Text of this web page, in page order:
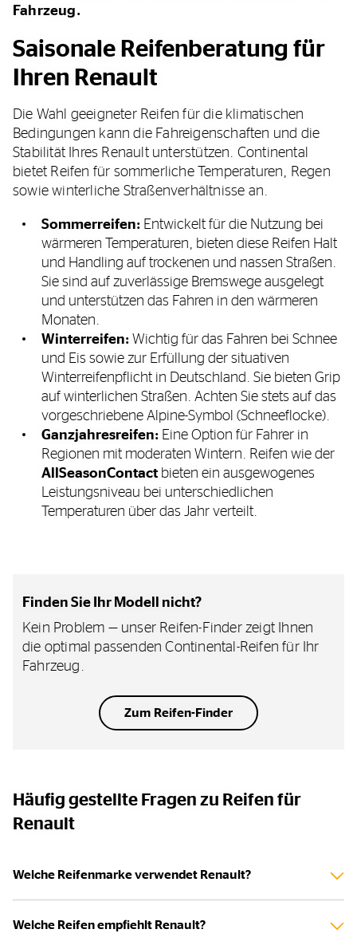
Fahrzeug.
Saisonale Reifenberatung für
Ihren Renault
Die Wahl geeigneter Reifen für die klimatischen
Bedingungen kann die Fahreigenschaften und die
Stabilität Ihres Renault unterstützen. Continental
bietet Reifen für sommerliche Temperaturen, Regen
sowie winterliche Straßenverhältnisse an.
Sommerreifen: Entwickelt für die Nutzung bei
wärmeren Temperaturen, bieten diese Reifen Halt
und Handling auf trockenen und nassen Straßen.
Sie sind auf zuverlässige Bremswege ausgelegt
und unterstützen das Fahren in den wärmeren
Monaten.
Winterreifen: Wichtig für das Fahren bei Schnee
und Eis sowie zur Erfüllung der situativen
Winterreifenpflicht in Deutschland. Sie bieten Grip
auf winterlichen Straßen. Achten Sie stets auf das
vorgeschriebene Alpine-Symbol (Schneeflocke).
Ganzjahresreifen: Eine Option für Fahrer in
Regionen mit moderaten Wintern. Reifen wie der
AllSeasonContact bieten ein ausgewogenes
Leistungsniveau bei unterschiedlichen
Temperaturen über das Jahr verteilt.
Finden Sie Ihr Modell nicht?
Kein Problem — unser Reifen-Finder zeigt Ihnen
die optimal passenden Continental-Reifen für Ihr
Fahrzeug.
Zum Reifen-Finder
Häufig gestellte Fragen zu Reifen für
Renault
Welche Reifenmarke verwendet Renault?
Welche Reifen empfiehlt Renault?